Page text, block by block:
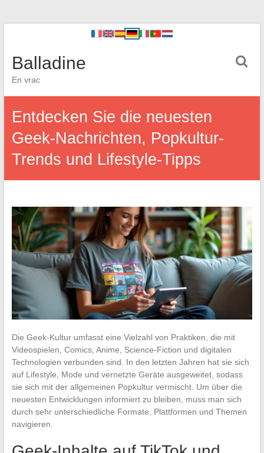
Balladine
En vrac
Entdecken Sie die neuesten
Geek-Nachrichten, Popkultur-
Trends und Lifestyle-Tipps
Die Geek-Kultur umfasst eine Vielzahl von Praktiken, die mit
Videospielen, Comics, Anime, Science-Fiction und digitalen
Technologien verbunden sind. In den letzten Jahren hat sie sich
auf Lifestyle, Mode und vernetzte Geräte ausgeweitet, sodass
sie sich mit der allgemeinen Popkultur vermischt. Um über die
neuesten Entwicklungen informiert zu bleiben, muss man sich
durch sehr unterschiedliche Formate, Plattformen und Themen
navigieren.